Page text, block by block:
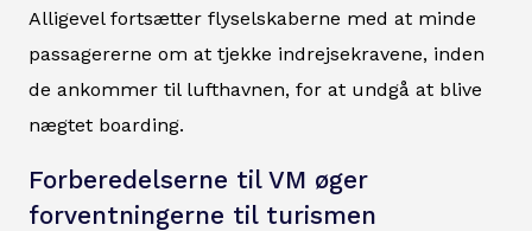
Alligevel fortsætter flyselskaberne med at minde
passagererne om at tjekke indrejsekravene, inden
de ankommer til lufthavnen, for at undgå at blive
nægtet boarding.
Forberedelserne til VM øger
forventningerne til turismen